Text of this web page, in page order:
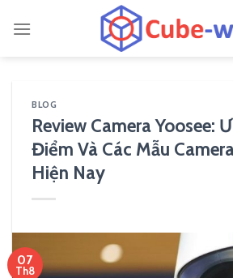
BLOG
Review Camera Yoosee:
Điểm Và Các Mẫu
Hiện Nay
07
Th8